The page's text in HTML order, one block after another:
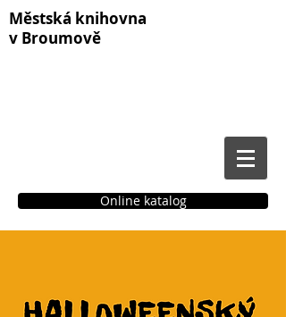
Městská knihovna
v Broumově
Online katalog